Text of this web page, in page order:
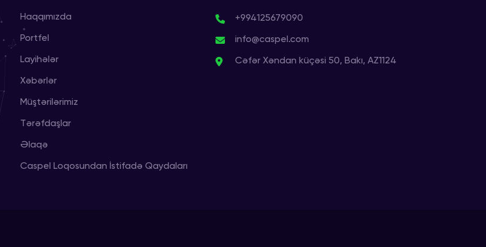
Haqqımızda
Portfel
Layihələr
Xəbərlər
Müştərilərimiz
Tərəfdaşlar
Əlaqə
Caspel Loqosundan İstifadə Qaydaları
+994125679090
info@caspel.com
Cəfər Xəndan küçəsi 50, Bakı, AZ1124